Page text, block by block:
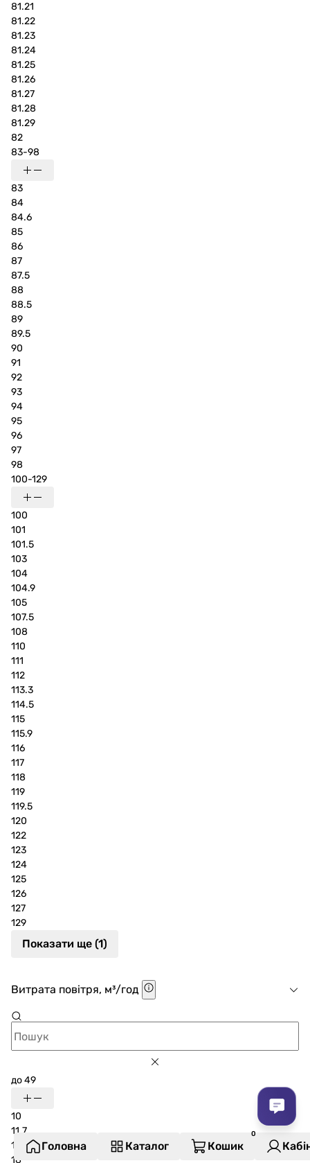
81.21
81.22
81.23
81.24
81.25
81.26
81.27
81.28
81.29
82
83-98
83
84
84.6
85
86
87
87.5
88
88.5
89
89.5
90
91
92
93
94
95
96
97
98
100-129
100
101
101.5
103
104
104.9
105
107.5
108
110
111
112
113.3
114.5
115
115.9
116
117
118
119
119.5
120
122
123
124
125
126
127
129
Показати ще (1)
Витрата повітря, м³/год
до 49
10
11.7
15
18
Головна Каталог Кошик